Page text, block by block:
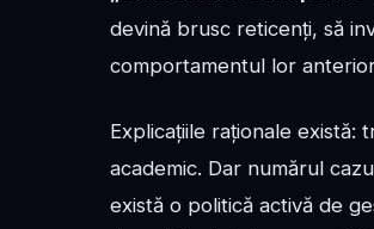
devină brusc reticenți, să
comportamentul lor
Explicațiile raționale există:
academic. Dar numărul
există o politică activă de